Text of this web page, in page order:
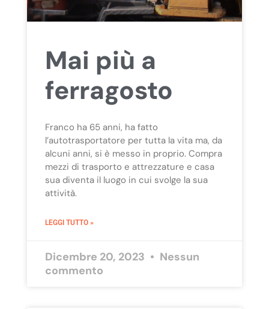
Mai più a
ferragosto
Franco ha 65 anni, ha fatto
l’autotrasportatore per tutta la vita ma, da
alcuni anni, si è messo in proprio. Compra
mezzi di trasporto e attrezzature e casa
sua diventa il luogo in cui svolge la sua
attività.
LEGGI TUTTO »
Dicembre 20, 2023
Nessun
commento